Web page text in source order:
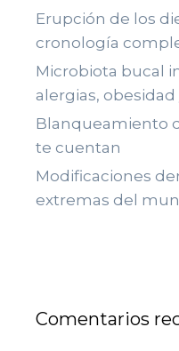
Erupción de los
cronología
Microbiota bucal
alergias, obesidad
Blanqueamiento
te cuentan
Modificaciones
extremas del
Comentarios